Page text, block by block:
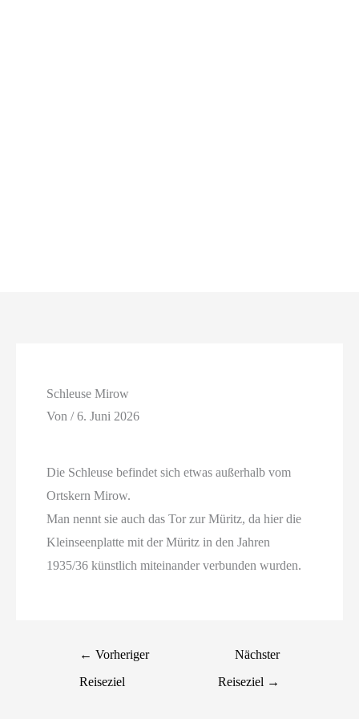
Schleuse Mirow
Von/6. Juni 2026
Die Schleuse befindet sich etwas außerhalb vom
Ortskern Mirow.
Man nennt sie auch das Tor zur Müritz, da hier die
Kleinseenplatte mit der Müritz in den Jahren
1935/36 künstlich miteinander verbunden wurden.
← Vorheriger
Reiseziel
Nächster
Reiseziel →